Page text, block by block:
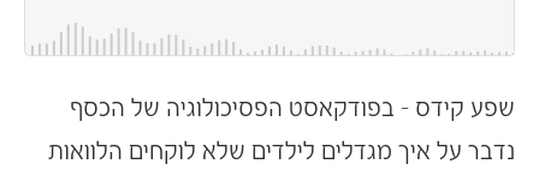
שפע קידס – בפודקאסט הפסיכולוגיה של הכסף
נדבר על איך מגדלים לילדים שלא לוקחים הלוואות